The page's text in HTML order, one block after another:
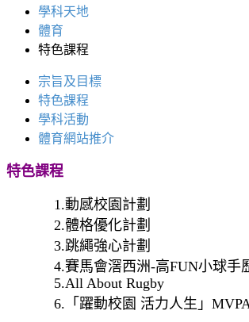
學科天地
體育
特色課程
宗旨及目標
特色課程
學科活動
體育網站推介
特色課程
1.動感校園計劃
2.體格優化計劃
3.跳繩強心計劃
4.賽馬會滘西洲-高FUN小球手
5.All About Rugby
6.「躍動校園 活力人生」